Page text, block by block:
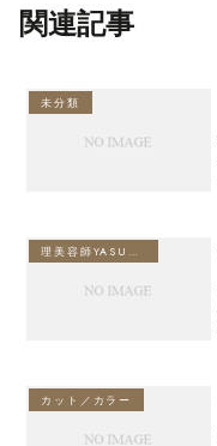
関連記事
未分類
理美容師YASUのブログ
カット／カラー